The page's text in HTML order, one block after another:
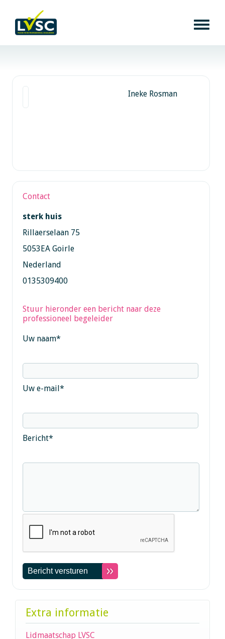
Ineke Rosman
Contact
sterk huis
Rillaerselaan 75
5053EA Goirle
Nederland
0135309400
Stuur hieronder een bericht naar deze
professioneel begeleider
Uw naam*
Uw e-mail*
Bericht*
Extra informatie
Lidmaatschap LVSC